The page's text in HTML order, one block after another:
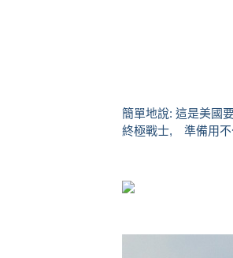
簡單地說: 這是美國
終極戰士, 準備用不